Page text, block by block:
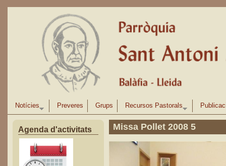
Notícies Preveres Grups Recursos Pastorals
Agenda d'activitats Missa Pollet 2008 5